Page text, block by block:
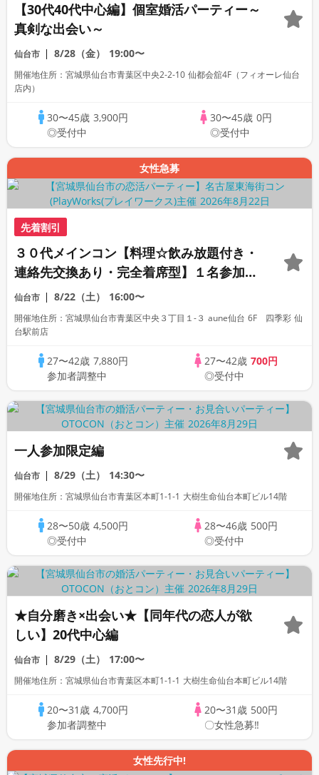
【30代40代中心編】個室婚活パーティー～
真剣な出会い～
仙台市 8/28（金） 19:00〜
開催地住所：宮城県仙台市青葉区中央2-2-10 仙都会舘4F（フィオーレ仙台
店内）
30〜45歳 3,900円
◎受付中
30〜45歳 0円
◎受付中
女性急募
先着割引
３０代メインコン【料理☆飲み放題付き・
連絡先交換あり・完全着席型】１名参加多
数・初参加も大歓迎☆
仙台市 8/22（土） 16:00〜
開催地住所：宮城県仙台市青葉区中央３丁目１-３ aune仙台 6F 四季彩 仙
台駅前店
27〜42歳 7,880円
参加者調整中
27〜42歳 700円
◎受付中
一人参加限定編
仙台市 8/29（土） 14:30〜
開催地住所：宮城県仙台市青葉区本町1-1-1 大樹生命仙台本町ビル14階
28〜50歳 4,500円
◎受付中
28〜46歳 500円
◎受付中
★自分磨き×出会い★【同年代の恋人が欲
しい】20代中心編
仙台市 8/29（土） 17:00〜
開催地住所：宮城県仙台市青葉区本町1-1-1 大樹生命仙台本町ビル14階
20〜31歳 4,700円
参加者調整中
20〜31歳 500円
〇女性急募‼
女性先行中!